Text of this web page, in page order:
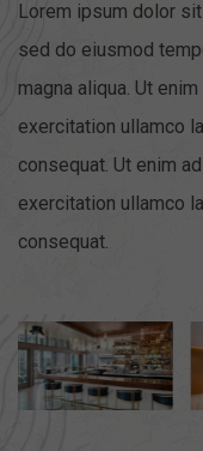
Lorem ipsum dolor
sed do eiusmod
magna aliqua. Ut
exercitation ullamco
consequat. Ut enim
exercitation ullamco
consequat.